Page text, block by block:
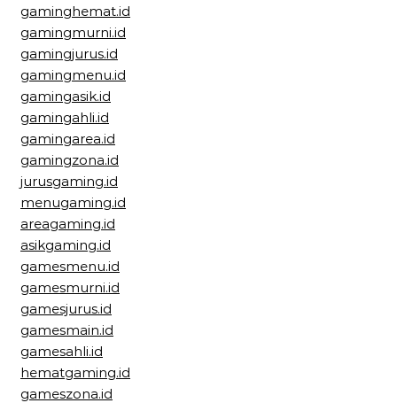
gaminghemat.id
gamingmurni.id
gamingjurus.id
gamingmenu.id
gamingasik.id
gamingahli.id
gamingarea.id
gamingzona.id
jurusgaming.id
menugaming.id
areagaming.id
asikgaming.id
gamesmenu.id
gamesmurni.id
gamesjurus.id
gamesmain.id
gamesahli.id
hematgaming.id
gameszona.id